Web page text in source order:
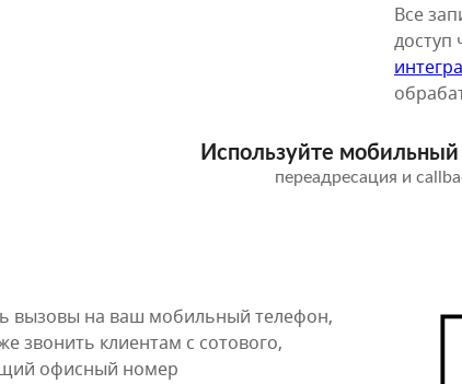
Все
доступ
Используйте
переадресация и
вызовы на ваш мобильный телефон,
звонить клиентам с сотового,
офисный номер